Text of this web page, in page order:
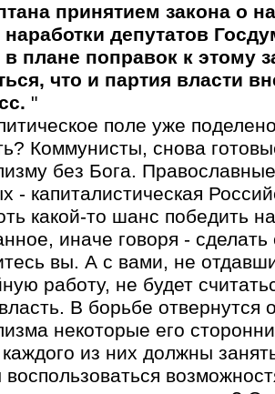
принятием закона о
наработки депутатов
плане поправок к этому
что и партия власти
"
поле уже
Коммунисты, снова
без Бога.
- капиталистическая
какой-то шанс победить
иначе говоря -
вы. А с вами, не
работу, не будет
В борьбе отвернутся
некоторые его
из них должны
воспользоваться